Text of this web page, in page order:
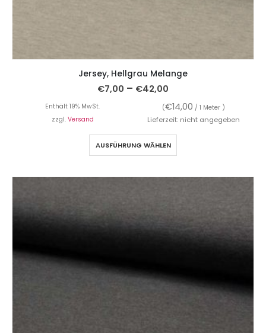
Jersey, Hellgrau Melange
€7,00 – €42,00
Enthält 19% MwSt. (€14,00 / 1 Meter )
zzgl. Versand Lieferzeit: nicht angegeben
AUSFÜHRUNG WÄHLEN